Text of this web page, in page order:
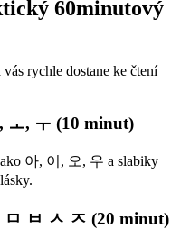
60minutový
rychle dostane ke čtení
ㅗ, ㅜ (10 minut)
아, 이, 오, 우 a slabiky
ㅂ ㅅ ㅈ (20 minut)